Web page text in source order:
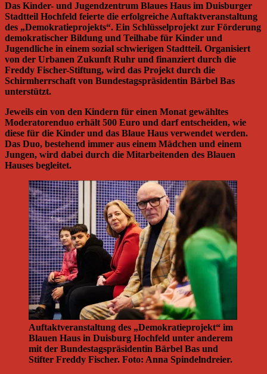
Das Kinder- und Jugendzentrum Blaues Haus im Duisburger
Stadtteil Hochfeld feierte die erfolgreiche Auftaktveranstaltung
des „Demokratieprojekts“. Ein Schlüsselprojekt zur Förderung
demokratischer Bildung und Teilhabe für Kinder und
Jugendliche in einem sozial schwierigen Stadtteil. Organisiert
von der Urbanen Zukunft Ruhr und finanziert durch die
Freddy Fischer-Stiftung, wird das Projekt durch die
Schirmherrschaft von Bundestagspräsidentin Bärbel Bas
unterstützt.
Jeweils ein von den Kindern für einen Monat gewähltes
Moderatorenduo erhält 500 Euro und darf entscheiden, wie
diese für die Kinder und das Blaue Haus verwendet werden.
Das Duo, bestehend immer aus einem Mädchen und einem
Jungen, wird dabei durch die Mitarbeitenden des Blauen
Hauses begleitet.
Auftaktveranstaltung des „Demokratieprojekt“ im
Blauen Haus in Duisburg Hochfeld unter anderem
mit der Bundestagspräsidentin Bärbel Bas und
Stifter Freddy Fischer. Foto: Anna Spindelndreier.